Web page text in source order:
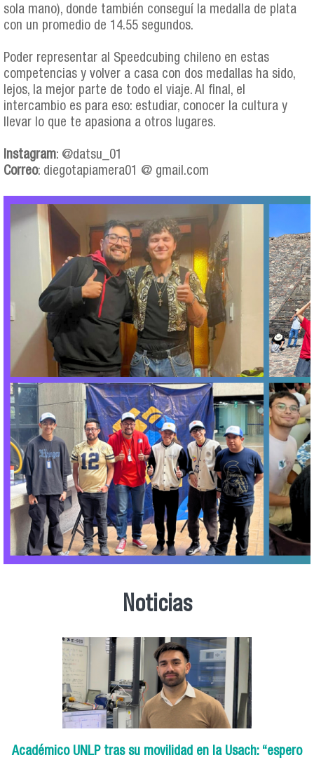
sola mano), donde también conseguí la medalla de plata
con un promedio de 14.55 segundos.
Poder representar al Speedcubing chileno en estas
competencias y volver a casa con dos medallas ha sido,
lejos, la mejor parte de todo el viaje. Al final, el
intercambio es para eso: estudiar, conocer la cultura y
llevar lo que te apasiona a otros lugares.
Instagram: @datsu_01
Correo: diegotapiamera01 @ gmail.com
diego_tapia_collage.png
Noticias
Académico UNLP tras su movilidad en la Usach: “espero